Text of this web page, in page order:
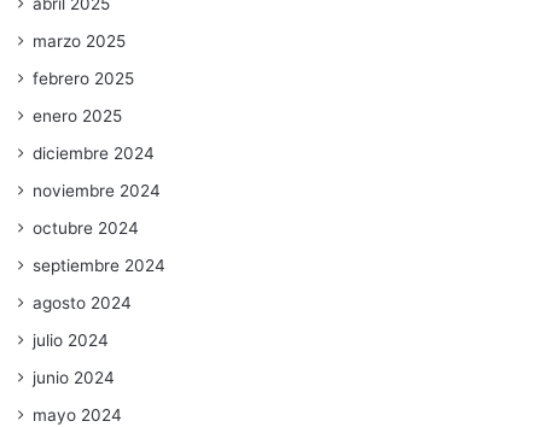
marzo 2025
febrero 2025
enero 2025
diciembre 2024
noviembre 2024
octubre 2024
septiembre 2024
agosto 2024
julio 2024
junio 2024
mayo 2024